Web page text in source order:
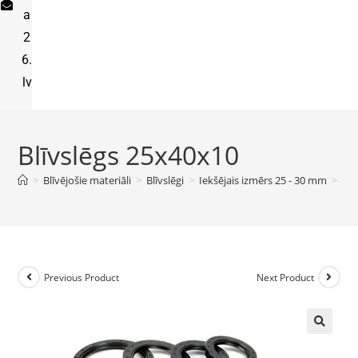
a
2
6.
lv
Blīvslēgs 25x40x10
> Blīvējošie materiāli > Blīvslēgi > Iekšējais izmērs 25 - 30 mm >
Previous Product Next Product